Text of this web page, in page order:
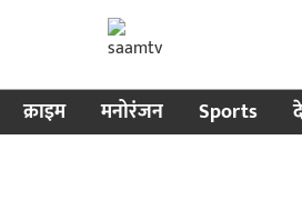
क्राइम मनोरंजन Sports